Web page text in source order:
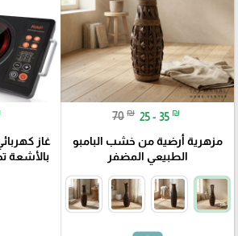
70 ₪ 25 - 35 ₪
مزهرية أرضية من خشب البامبو
الطبيعي المضفر
غاز